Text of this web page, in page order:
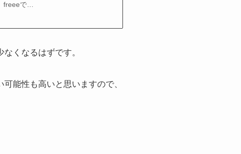
freeeで…
くなるはずです。
能性も高いと思いますので、